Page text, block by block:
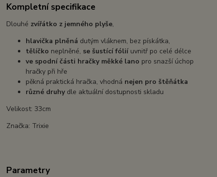
Kompletní specifikace
Dlouhé zvířátko z jemného plyše,
hlavička plněná dutým vláknem, bez pískátka,
tělíčko neplněné, se šustící fólií uvnitř po celé délce
ve spodní části hračky měkké lano pro snazší úchop
hračky při hře
pěkná praktická hračka, vhodná nejen pro štěňátka
různé druhydle aktuální dostupnosti skladu
Velikost: 33cm
Značka: Trixie
Parametry